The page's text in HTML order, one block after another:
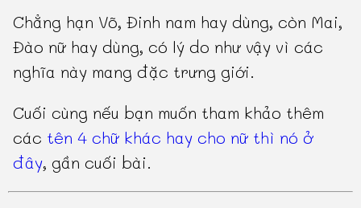
Chẳng hạn Võ, Đinh nam hay dùng, còn Mai,
Đào nữ hay dùng, có lý do như vậy vì các
nghĩa này mang đặc trưng giới.
Cuối cùng nếu bạn muốn tham khảo thêm
các tên 4 chữ khác hay cho nữ thì nó ở
đây, gần cuối bài.